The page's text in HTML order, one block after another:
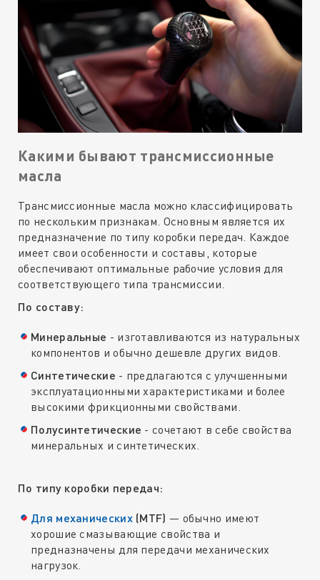
Какими бывают трансмиссионные
масла
Трансмиссионные масла можно классифицировать
по нескольким признакам. Основным является их
предназначение по типу коробки передач. Каждое
имеет свои особенности и составы, которые
обеспечивают оптимальные рабочие условия для
соответствующего типа трансмиссии.
По составу:
Минеральные - изготавливаются из натуральных
компонентов и обычно дешевле других видов.
Синтетические - предлагаются с улучшенными
эксплуатационными характеристиками и более
высокими фрикционными свойствами.
Полусинтетические - сочетают в себе свойства
минеральных и синтетических.
По типу коробки передач:
Для механических(МТF) — обычно имеют
хорошие смазывающие свойства и
предназначены для передачи механических
нагрузок.